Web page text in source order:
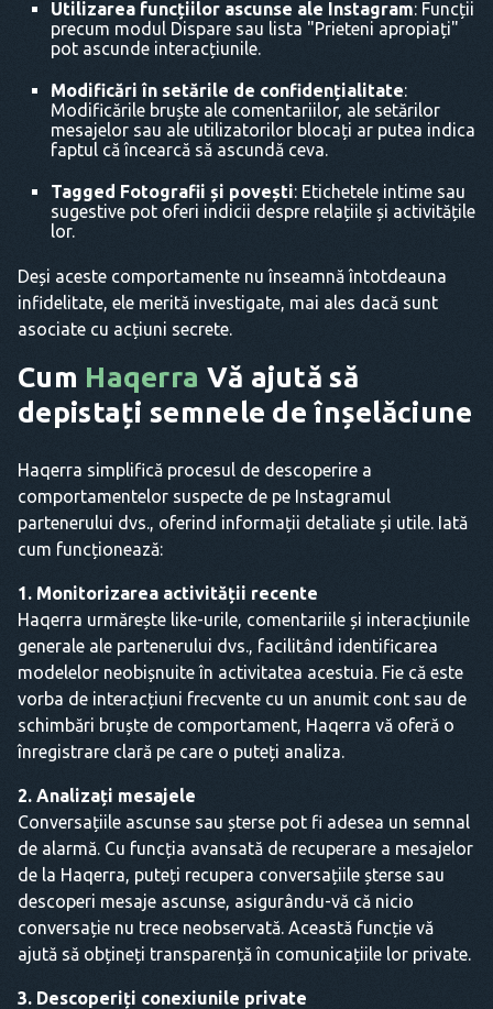
Utilizarea funcțiilor ascunse ale Instagram: Funcții
precum modul Dispare sau lista "Prieteni apropiați"
pot ascunde interacțiunile.
Modificări în setările de confidențialitate:
Modificările bruște ale comentariilor, ale setărilor
mesajelor sau ale utilizatorilor blocați ar putea indica
faptul că încearcă să ascundă ceva.
Tagged Fotografii și povești: Etichetele intime sau
sugestive pot oferi indicii despre relațiile și activitățile
lor.
Deși aceste comportamente nu înseamnă întotdeauna
infidelitate, ele merită investigate, mai ales dacă sunt
asociate cu acțiuni secrete.
Cum Haqerra Vă ajută să
depistați semnele de înșelăciune
Haqerra simplifică procesul de descoperire a
comportamentelor suspecte de pe Instagramul
partenerului dvs., oferind informații detaliate și utile. Iată
cum funcționează:
1. Monitorizarea activității recente
Haqerra urmărește like-urile, comentariile și interacțiunile
generale ale partenerului dvs., facilitând identificarea
modelelor neobișnuite în activitatea acestuia. Fie că este
vorba de interacțiuni frecvente cu un anumit cont sau de
schimbări bruște de comportament, Haqerra vă oferă o
înregistrare clară pe care o puteți analiza.
2. Analizați mesajele
Conversațiile ascunse sau șterse pot fi adesea un semnal
de alarmă. Cu funcția avansată de recuperare a mesajelor
de la Haqerra, puteți recupera conversațiile șterse sau
descoperi mesaje ascunse, asigurându-vă că nicio
conversație nu trece neobservată. Această funcție vă
ajută să obțineți transparență în comunicațiile lor private.
3. Descoperiți conexiunile private